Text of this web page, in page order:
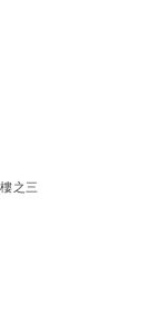
之三